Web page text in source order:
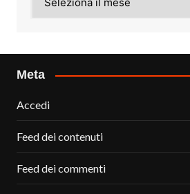
Meta
Accedi
Feed dei contenuti
Feed dei commenti